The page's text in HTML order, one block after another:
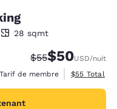
28 sqmt
Tarif barré :
$55Tarif réduit :
$50USD/nuit
Tarif de membre
Afficher les
$55 Total